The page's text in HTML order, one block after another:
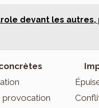
devant les
provocation